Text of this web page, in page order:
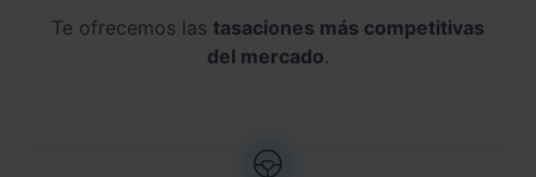
Te ofrecemos las tasaciones más competitivas
del mercado.